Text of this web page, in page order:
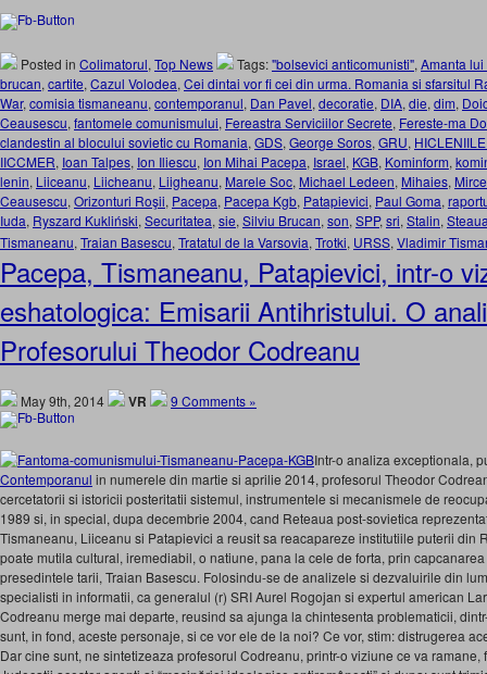
Posted in Colimatorul, Top News Tags:"bolsevici anticomunisti", Amanta
brucan, cartite, Cazul Volodea, Cei dintai vor fi cei din urma. Romania si sfarsitul
War, comisia tismaneanu, contemporanul, Dan Pavel, decoratie, DIA, die, dim,
Ceausescu, fantomele comunismului, Fereastra Serviciilor Secrete, Fereste-ma
clandestin al blocului sovietic cu Romania, GDS, George Soros, GRU,
IICCMER, Ioan Talpes, Ion Iliescu, Ion Mihai Pacepa, Israel, KGB, Kominform,
lenin, Liiceanu, Liicheanu, Liigheanu, Marele Soc, Michael Ledeen, Mihaies,
Ceausescu, Orizonturi Roşii, Pacepa, Pacepa Kgb, Patapievici, Paul Goma,
Iuda, Ryszard Kukliński, Securitatea, sie, Silviu Brucan, son, SPP, sri, Stalin,
Tismaneanu, Traian Basescu, Tratatul de la Varsovia, Trotki, URSS, Vladimir
Pacepa, Tismaneanu, Patapievici, intr-o
eshatologica: Emisarii Antihristului. O
Profesorului Theodor Codreanu
May 9th, 2014 VR 9 Comments »
Intr-o analiza exceptionala,
Contemporanul in numerele din martie si aprilie 2014, profesorul Theodor
cercetatorii si istoricii posteritatii sistemul, instrumentele si mecanismele de
1989 si, in special, dupa decembrie 2004, cand Reteaua post-sovietica
Tismaneanu, Liiceanu si Patapievici a reusit sa reacapareze institutiile puterii din
poate mutila cultural, iremediabil, o natiune, pana la cele de forta, prin
presedintele tarii, Traian Basescu. Folosindu-se de analizele si dezvaluirile din
specialisti in informatii, ca generalul (r) SRI Aurel Rogojan si expertul american
Codreanu merge mai departe, reusind sa ajunga la chintesenta problematicii,
sunt, in fond, aceste personaje, si ce vor ele de la noi? Ce vor, stim: distrugerea
Dar cine sunt, ne sintetizeaza profesorul Codreanu, printr-o viziune ce va